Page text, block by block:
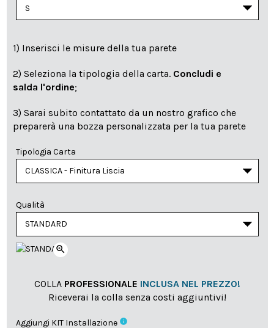
1) Inserisci le misure della tua parete
2) Seleziona la tipologia della carta. Concludi e
salda l'ordine;
3) Sarai subito contattato da un nostro grafico che
preparerà una bozza personalizzata per la tua parete
Tipologia Carta
Qualità
zoom_in
COLLA PROFESSIONALE INCLUSA NEL PREZZO!
Riceverai la colla senza costi aggiuntivi!
Aggiungi KIT Installazione info